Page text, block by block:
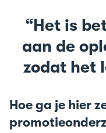
Het is
aan de
zodat het
Hoe ga je hier